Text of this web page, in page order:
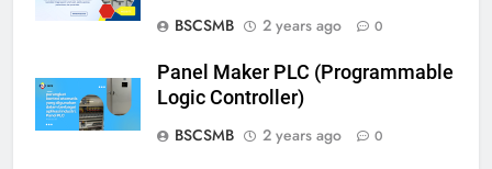
BSCSMB
2 years ago 0
Panel Maker PLC (Programmable
Logic Controller)
BSCSMB
2 years ago 0